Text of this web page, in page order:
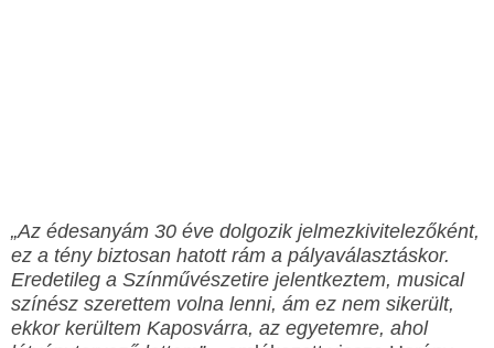
„Az édesanyám 30 éve dolgozik jelmezkivitelezőként,
ez a tény biztosan hatott rám a pályaválasztáskor.
Eredetileg a Színművészetire jelentkeztem, musical
színész szerettem volna lenni, ám ez nem sikerült,
ekkor kerültem Kaposvárra, az egyetemre, ahol